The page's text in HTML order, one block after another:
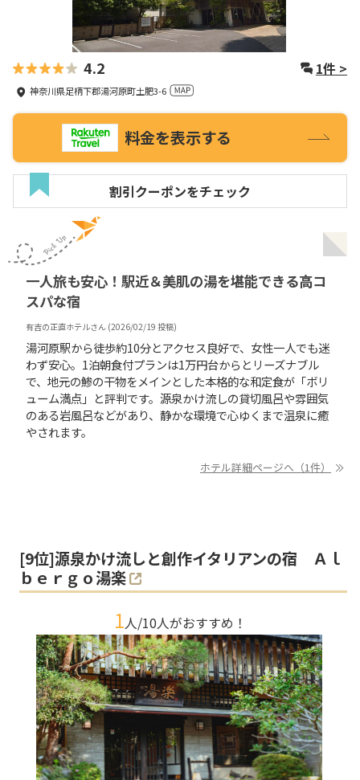
4.2 1件 >
神奈川県足柄下郡湯河原町土肥3-6
料金を表示する
割引クーポンをチェック
一人旅も安心！駅近＆美肌の湯を堪能できる高コ
スパな宿
有吉の正直ホテルさん (2026/02/19 投稿)
湯河原駅から徒歩約10分とアクセス良好で、女性一人でも迷
わず安心。1泊朝食付プランは1万円台からとリーズナブル
で、地元の鯵の干物をメインとした本格的な和定食が「ボリ
ューム満点」と評判です。源泉かけ流しの貸切風呂や雰囲気
のある岩風呂などがあり、静かな環境で心ゆくまで温泉に癒
やされます。
ホテル詳細ページへ（1件）
[9位]源泉かけ流しと創作イタリアンの宿 Ａｌ
ｂｅｒｇｏ湯楽
1人/10人がおすすめ！